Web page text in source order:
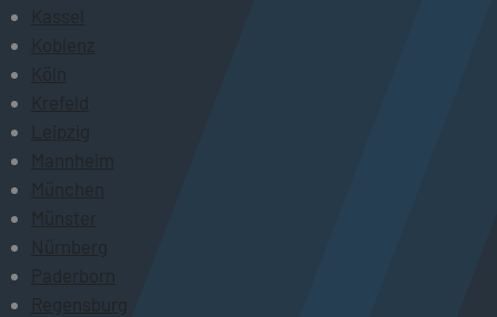
Kassel
Koblenz
Köln
Krefeld
Leipzig
Mannheim
München
Münster
Nürnberg
Paderborn
Regensburg